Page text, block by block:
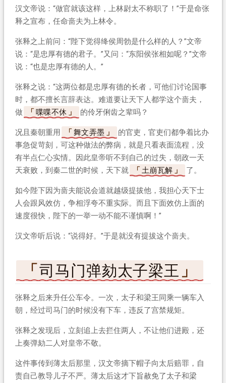
汉文帝说：“做官就该这样，上林尉太不称职了！”于是命张
释之宣布，任命啬夫为上林令。
张释之上前问：“陛下觉得绛侯周勃是什么样的人？”文帝
说：“是忠厚有德的君子。”又问：“东阳侯张相如呢？”文帝
说：“也是忠厚有德的人。”
张释之说：“这两位都是忠厚有德的长者，可他们讨论国事
时，都不擅长言辞表达。难道要让天下人都学这个啬夫，
做
喋喋不休 的伶牙俐齿之辈吗？
况且秦朝重用 舞文弄墨
的官吏，官吏们都争着比办
事急促苛刻，可这种做法的弊病，就是只看表面流程，没
有半点仁心实情。因此皇帝听不到自己的过失，朝政一天
天衰败，到秦二世的时候，天下就
土崩瓦解 了。
如今陛下因为啬夫能说会道就越级提拔他，我担心天下士
人会跟风效仿，争相浮夸不重实际。而且下面效仿上面的
速度很快，陛下的一举一动不能不谨慎啊！”
汉文帝听后说：“说得好。”于是就没有提拔这个啬夫。
司马门弹劾太子梁王
张释之后来升任公车令。一次，太子和梁王同乘一辆车入
朝，经过司马门的时候没有下车，违反了宫禁规矩。
张释之发现后，立刻追上去拦住两人，不让他们进殿，还
上奏弹劾二人对皇帝不敬。
这件事传到薄太后那里，汉文帝摘下帽子向太后赔罪，自
责自己教导儿子不严。薄太后这才下旨赦免了太子和梁